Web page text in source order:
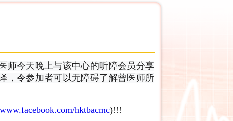
师今天晚上与该中心的听障会员分享
，令参加者可以无障碍了解曾医师所
hktbacmc)!!!